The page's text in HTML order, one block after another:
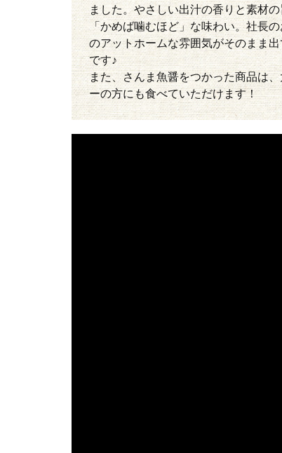
ました。やさしい出汁の香りと素材の
「かめば噛むほど」な味わい。社長
のアットホームな雰囲気がそのまま
です♪
また、さんま魚醤をつかった商品は
ーの方にも食べていただけます！